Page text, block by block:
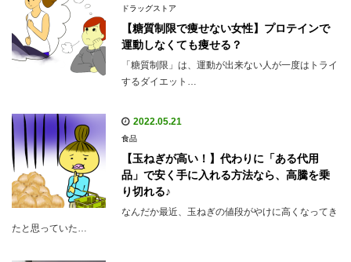
ドラッグストア
【糖質制限で痩せない女性】プロテインで
運動しなくても痩せる？
「糖質制限」は、運動が出来ない人が一度はトライ
するダイエット…
2022.05.21
食品
【玉ねぎが高い！】代わりに「ある代用
品」で安く手に入れる方法なら、高騰を乗
り切れる♪
なんだか最近、玉ねぎの値段がやけに高くなってき
たと思っていた…